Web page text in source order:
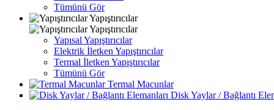
Tümünü Gör
Yapıştırıcılar
Yapıştırıcılar
Yapısal Yapıştırıcılar
Elektrik İletken Yapıştırıcılar
Termal İletken Yapıştırıcılar
Tümünü Gör
Termal Macunlar
Disk Yaylar / Bağlantı